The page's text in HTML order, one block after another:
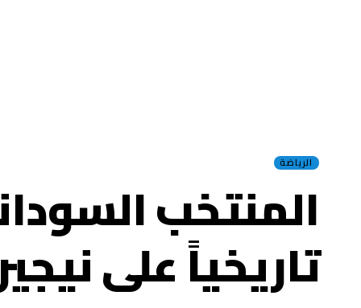
الرياضة
المنتخب
تاريخياً على